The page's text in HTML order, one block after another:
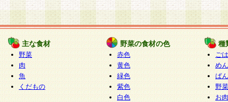
主な食材
野菜
肉
魚
くだもの
野菜の食材の色
赤色
黄色
緑色
紫色
白色
種
ご
めん
ぱん
野
お